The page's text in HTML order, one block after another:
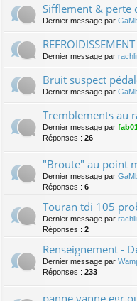
Sifflement & perte
Dernier message par
Dernier message par
Bruit suspect
Dernier message par
Tremblements au
Dernier message par
Réponses : 26
"Broute" au point
Dernier message par
Réponses : 6
Touran tdi 105
Dernier message par
Réponses : 2
Renseignement -
Dernier message par
Réponses : 233